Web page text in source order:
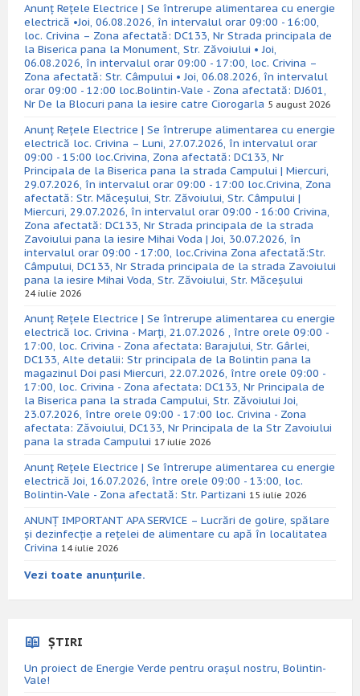
Anunț Rețele Electrice | Se întrerupe alimentarea cu energie
electrică •Joi, 06.08.2026, în intervalul orar 09:00 - 16:00,
loc. Crivina – Zona afectată: DC133, Nr Strada principala de
la Biserica pana la Monument, Str. Zăvoiului • Joi,
06.08.2026, în intervalul orar 09:00 - 17:00, loc. Crivina –
Zona afectată: Str. Câmpului • Joi, 06.08.2026, în intervalul
orar 09:00 - 12:00 loc.Bolintin-Vale - Zona afectată: DJ601,
Nr De la Blocuri pana la iesire catre Ciorogarla 5 august 2026
Anunț Rețele Electrice | Se întrerupe alimentarea cu energie
electrică loc. Crivina – Luni, 27.07.2026, în intervalul orar
09:00 - 15:00 loc.Crivina, Zona afectată: DC133, Nr
Principala de la Biserica pana la strada Campului | Miercuri,
29.07.2026, în intervalul orar 09:00 - 17:00 loc.Crivina, Zona
afectată: Str. Măceșului, Str. Zăvoiului, Str. Câmpului |
Miercuri, 29.07.2026, în intervalul orar 09:00 - 16:00 Crivina,
Zona afectată: DC133, Nr Strada principala de la strada
Zavoiului pana la iesire Mihai Voda | Joi, 30.07.2026, în
intervalul orar 09:00 - 17:00, loc.Crivina Zona afectată:Str.
Câmpului, DC133, Nr Strada principala de la strada Zavoiului
pana la iesire Mihai Voda, Str. Zăvoiului, Str. Măceșului
24 iulie 2026
Anunț Rețele Electrice | Se întrerupe alimentarea cu energie
electrică loc. Crivina - Marți, 21.07.2026 , între orele 09:00 -
17:00, loc. Crivina - Zona afectata: Barajului, Str. Gârlei,
DC133, Alte detalii: Str principala de la Bolintin pana la
magazinul Doi pasi Miercuri, 22.07.2026, între orele 09:00 -
17:00, loc. Crivina - Zona afectata: DC133, Nr Principala de
la Biserica pana la strada Campului, Str. Zăvoiului Joi,
23.07.2026, între orele 09:00 - 17:00 loc. Crivina - Zona
afectata: Zăvoiului, DC133, Nr Principala de la Str Zavoiului
pana la strada Campului 17 iulie 2026
Anunț Rețele Electrice | Se întrerupe alimentarea cu energie
electrică Joi, 16.07.2026, între orele 09:00 - 13:00, loc.
Bolintin-Vale - Zona afectată: Str. Partizani 15 iulie 2026
ANUNȚ IMPORTANT APA SERVICE – Lucrări de golire, spălare
și dezinfecție a rețelei de alimentare cu apă în localitatea
Crivina 14 iulie 2026
Vezi toate anunțurile.
ȘTIRI
Un proiect de Energie Verde pentru orașul nostru, Bolintin-
Vale!